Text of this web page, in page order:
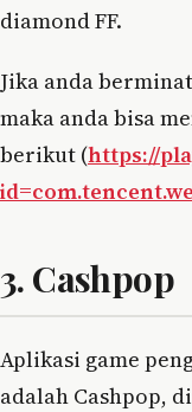
diamond FF.
Jika anda
maka anda bisa
berikut (https://
3. Cashpop
Aplikasi game
adalah Cashpop,